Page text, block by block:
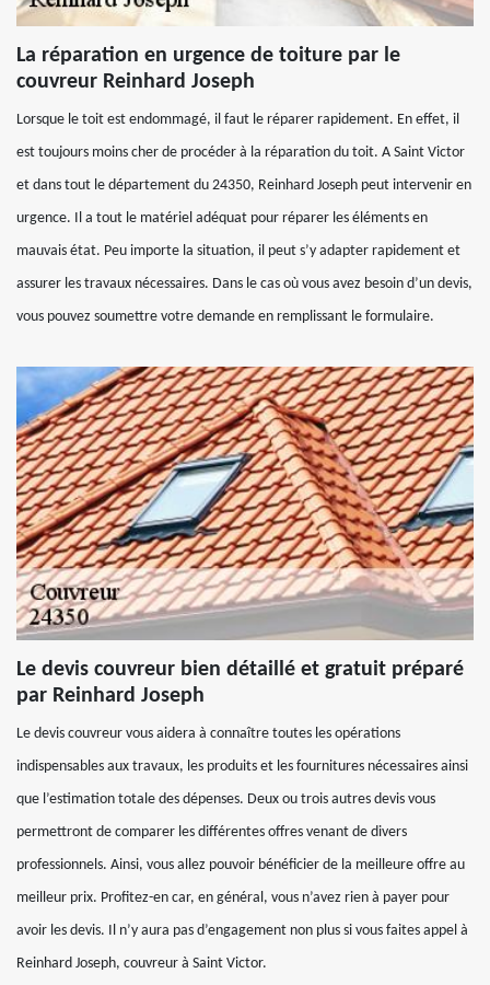
La réparation en urgence de toiture par le
couvreur Reinhard Joseph
Lorsque le toit est endommagé, il faut le réparer rapidement. En effet, il
est toujours moins cher de procéder à la réparation du toit. A Saint Victor
et dans tout le département du 24350, Reinhard Joseph peut intervenir en
urgence. Il a tout le matériel adéquat pour réparer les éléments en
mauvais état. Peu importe la situation, il peut s’y adapter rapidement et
assurer les travaux nécessaires. Dans le cas où vous avez besoin d’un devis,
vous pouvez soumettre votre demande en remplissant le formulaire.
Le devis couvreur bien détaillé et gratuit préparé
par Reinhard Joseph
Le devis couvreur vous aidera à connaître toutes les opérations
indispensables aux travaux, les produits et les fournitures nécessaires ainsi
que l’estimation totale des dépenses. Deux ou trois autres devis vous
permettront de comparer les différentes offres venant de divers
professionnels. Ainsi, vous allez pouvoir bénéficier de la meilleure offre au
meilleur prix. Profitez-en car, en général, vous n’avez rien à payer pour
avoir les devis. Il n’y aura pas d’engagement non plus si vous faites appel à
Reinhard Joseph, couvreur à Saint Victor.